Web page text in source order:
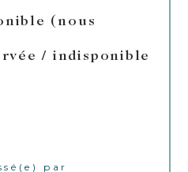
(nous
/ indisponible
par